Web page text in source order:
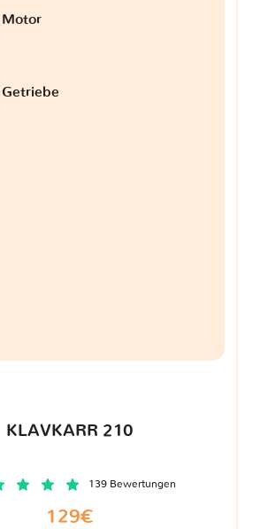
Motor
Getriebe
KLAVKARR 210
139 Bewertungen
129€